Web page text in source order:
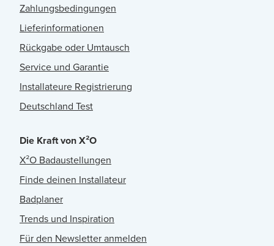
Zahlungsbedingungen
Lieferinformationen
Rückgabe oder Umtausch
Service und Garantie
Installateure Registrierung
Deutschland Test
Die Kraft von X²O
X²O Badaustellungen
Finde deinen Installateur
Badplaner
Trends und Inspiration
Für den Newsletter anmelden